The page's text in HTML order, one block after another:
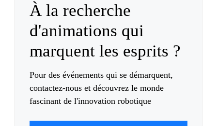
À la recherche
d'animations qui
marquent les esprits ?
Pour des événements qui se démarquent,
contactez-nous et découvrez le monde
fascinant de l'innovation robotique